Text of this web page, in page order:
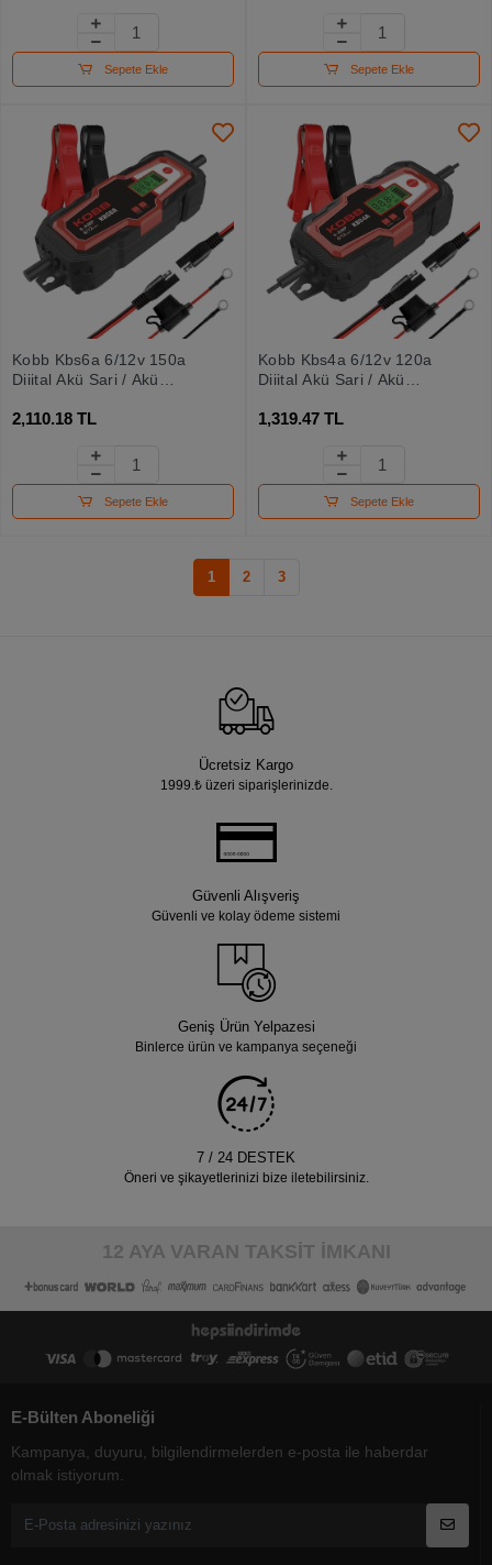
Sepete Ekle Sepete Ekle
Kobb Kbs6a 6/12v 150a
Dijital Akü Şarj / Akü
Power Supply
2,110.18 TL
Sepete Ekle
Kobb Kbs4a 6/12v 120a
Dijital Akü Şarj / Akü
Power Supply
1,319.47 TL
Sepete Ekle
1 2 3
Ücretsiz Kargo
1999.₺ üzeri siparişlerinizde.
Güvenli Alışveriş
Güvenli ve kolay ödeme sistemi
Geniş Ürün Yelpazesi
Binlerce ürün ve kampanya seçeneği
7 / 24 DESTEK
Öneri ve şikayetlerinizi bize iletebilirsiniz.
12 AYA VARAN TAKSİT İMKANI
E-Bülten Aboneliği
Kampanya, duyuru, bilgilendirmelerden e-posta ile haberdar
olmak istiyorum.